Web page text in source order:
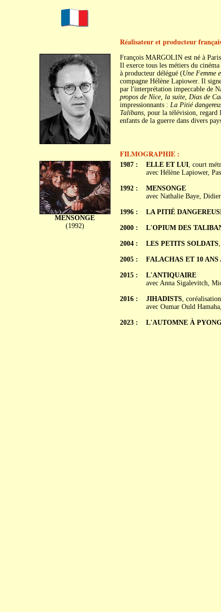
Réalisateur et producteur
François MARGOLIN est né à
Il exerce tous les métiers du
à producteur délégué (Une Femme
compagne Hélène Lapiower. Il
par l'interprétation impeccable de
propos de Nice, la suite, Dias de
impressionnants : La Pitié
Talibans, pour la télévision,
enfants de la guerre dans divers
FILMOGRAPHIE :
MENSONGE
(1992)
1987 :
1992 :
1996 :
2000 :
2004 :
2005 :
2015 :
2016 :
2023 :
ELLE ET LUI, court
avec Hélène Lapiower,
MENSONGE
avec Nathalie Baye,
LA PITIÉ
L'OPIUM DES
LES PETITS SOLDATS
FALACHAS ET 10 ANS
L'ANTIQUAIRE
avec Anna Sigalevitch,
JIHADISTS,
avec Oumar Ould
L'AUTOMNE À